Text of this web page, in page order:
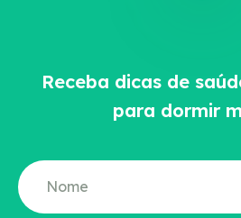
Receba dicas de
para dormir